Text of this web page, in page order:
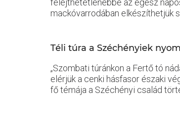
felejthetetlenebbé az egész
mackóvarrodában elkészíthetjük
Téli túra a Széchényiek
„Szombati túránkon a Fertő tó
elérjük a cenki hásfasor északi
fő témája a Széchényi család